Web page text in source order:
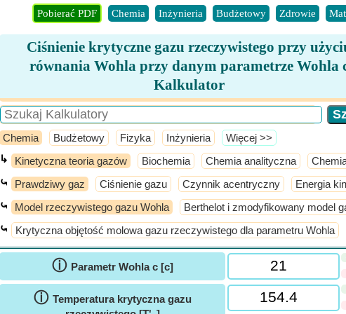
Pobierać PDF Chemia Inżynieria Budżetowy Zdrowie
Ciśnienie krytyczne gazu rzeczywistego przy
równania Wohla przy danym parametrze Wohla
Kalkulator
Chemia Budżetowy Fizyka Inżynieria ​Więcej >>
↳ Kinetyczna teoria gazów Biochemia Chemia analityczna
⤿ Prawdziwy gaz Ciśnienie gazu Czynnik acentryczny Energia
⤿ Model rzeczywistego gazu Wohla Berthelot i zmodyfikowany model
⤿ Krytyczna objętość molowa gazu rzeczywistego dla parametru Wohla
ⓘ Parametr Wohla c [c]
ⓘ Temperatura krytyczna gazu